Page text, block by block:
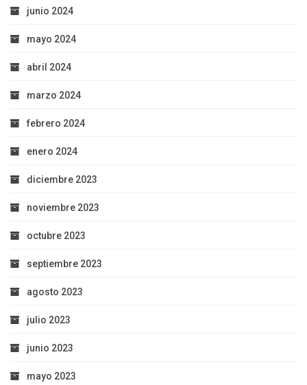
junio 2024
mayo 2024
abril 2024
marzo 2024
febrero 2024
enero 2024
diciembre 2023
noviembre 2023
octubre 2023
septiembre 2023
agosto 2023
julio 2023
junio 2023
mayo 2023